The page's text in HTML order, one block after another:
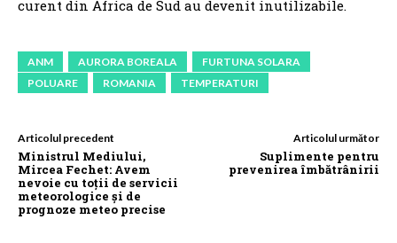
curent din Africa de Sud au devenit inutilizabile.
ANM AURORA BOREALA
FURTUNA SOLARA
POLUARE
ROMANIA TEMPERATURI
Articolul precedent
Ministrul Mediului,
Mircea Fechet: Avem
nevoie cu toții de servicii
meteorologice și de
prognoze meteo precise
Articolul următor
Suplimente pentru
prevenirea îmbătrânirii